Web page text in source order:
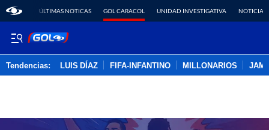
ÚLTIMAS NOTICAS GOL CARACOL UNIDAD INVESTIGATIVA NOTICIAS
Tendencias: LUIS DÍAZ FIFA-INFANTINO MILLONARIOS